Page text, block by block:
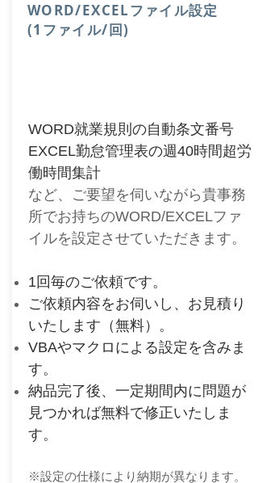
WORD/EXCELファイル設定
(1ファイル/回)
WORD就業規則の自動条文番号
EXCEL勤怠管理表の週40時間超労
働時間集計
など、 ご要望を伺いながら貴事務
所でお持ちのWORD/EXCELファ
イルを設定させていただきます。
​1回毎のご依頼です。
ご依頼内容をお伺いし、お見積り
いたします（無料）。
​VBAやマクロによる設定を含みま
す。
納品完了後、一定期間内に問題が
見つかれば無料で修正いたしま
す。
​※設定の仕様により納期が異なります。